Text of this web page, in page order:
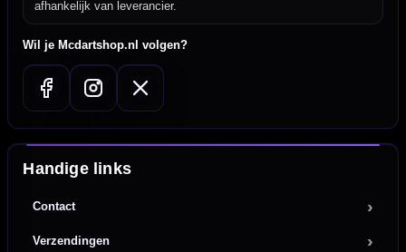
afhankelijk van leverancier.
Wil je Mcdartshop.nl volgen?
Handige links
Contact
Verzendingen